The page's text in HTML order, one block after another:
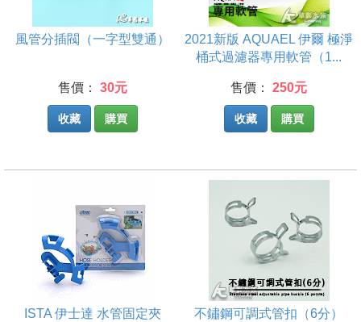
風管分插閥（一字型雙通）
售價： 30元
收藏 購買
2021新版 AQUAEL 伊爾 極淨
桶式過濾器專用軟管（1...
售價： 250元
收藏 購買
ISTA 伊士達 水管固定夾 不鏽鋼可調式管扣（6分）